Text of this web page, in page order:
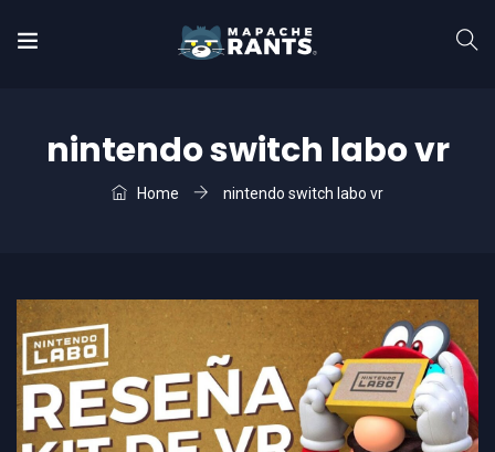
nintendo switch labo vr
Home nintendo switch labo vr